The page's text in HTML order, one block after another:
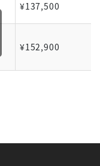
¥137,500
¥152,900